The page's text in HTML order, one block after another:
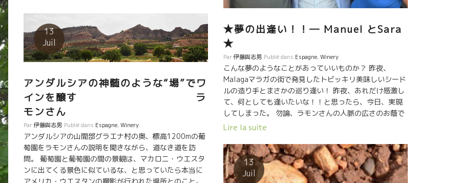
★夢の出逢い！！― Manuel とSara
★
Par伊藤與志男 Publié dans Espagne,Winery
こんな夢のようなことがあっていいものか？ 昨夜、
Malagaマラガの街で発見したトビッキリ美味しいシード
ルの造り手とまさかの巡り逢い！ 昨夜、あれだけ感激し
て、何としても逢いたいな！！と思ったら、今日、実現
してしまった。 勿論、ラモンさんの人脈の広さのお蔭で
実現。 誰からも愛されているラモンさんだからこそでき
ンゴを栽培してシ－ドルを醸すManuelマニュエルとSara
サラさん。 落ちつた紳士風のマニュエル、北イタリアの
銀行ウ－マンからグラナダの山へやって来たサラさん。
気持ちの良いカップルだ。 マニュエルさんのシードルは
Lire la suite
13
Juil
アンダルシアの神髄のような“場”でワ
インを醸す ラ
モンさん
Par伊藤與志男 Publié dans Espagne,Winery
アンダルシアの山間部グラエナ村の奥、標高1200mの葡
萄園をラモンさんの説明を聞きながら、道なき道を訪
問。 葡萄園と葡萄園の間の景観は、マカロニ・ウエスタ
ンに出てくる景色に似ているな、と思っていたら本当に
13
Juil